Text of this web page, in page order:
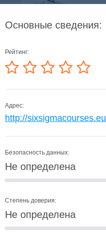
Основные сведения:
Рейтинг:
Адрес:
http://sixsigmacourses.eu
Безопасность данных:
Не определена
Степень доверия:
Не определена